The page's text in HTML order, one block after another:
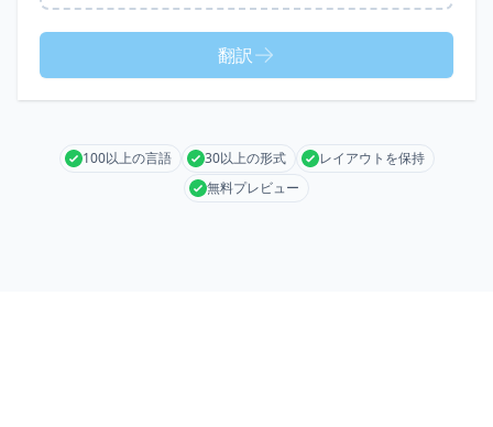
翻訳
100以上の言語 30以上の形式
レイアウトを保持
無料プレビュー